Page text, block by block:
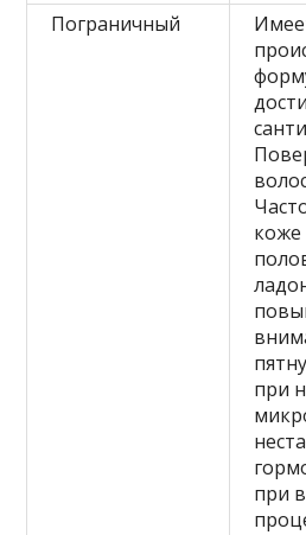
Пограничный
при
при